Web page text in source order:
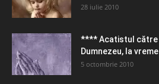
28 iulie 2010
**** Acatistul către
Dumnezeu, la
5 octombrie 2010